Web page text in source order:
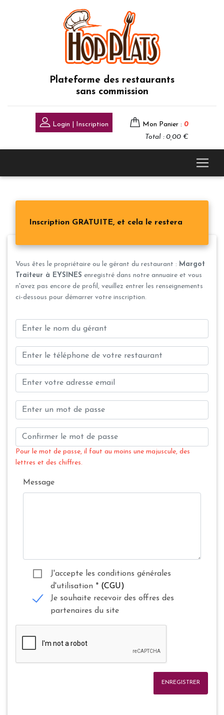
Plateforme des restaurants
sans commission
Login | Inscription Mon Panier : 0
Total : 0,00 €
Inscription GRATUITE, et cela le restera
Vous êtes le propriétaire ou le gérant du restaurant : Margot
Traiteur à EYSINES enregistré dans notre annuaire et vous
n'avez pas encore de profil, veuillez entrer les renseignements
ci-dessous pour démarrer votre inscription.
Pour le mot de passe, il faut au moins une majuscule, des
lettres et des chiffres.
Message
J'accepte les conditions générales
d'utilisation * (CGU)
Je souhaite recevoir des offres des
partenaires du site
ENREGISTRER